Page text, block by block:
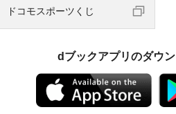
ドコモスポーツくじ
dブックアプリのダウ